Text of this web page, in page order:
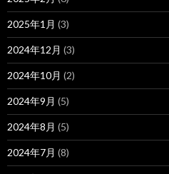
2025年1月 (3)
2024年12月 (3)
2024年10月 (2)
2024年9月 (5)
2024年8月 (5)
2024年7月 (8)